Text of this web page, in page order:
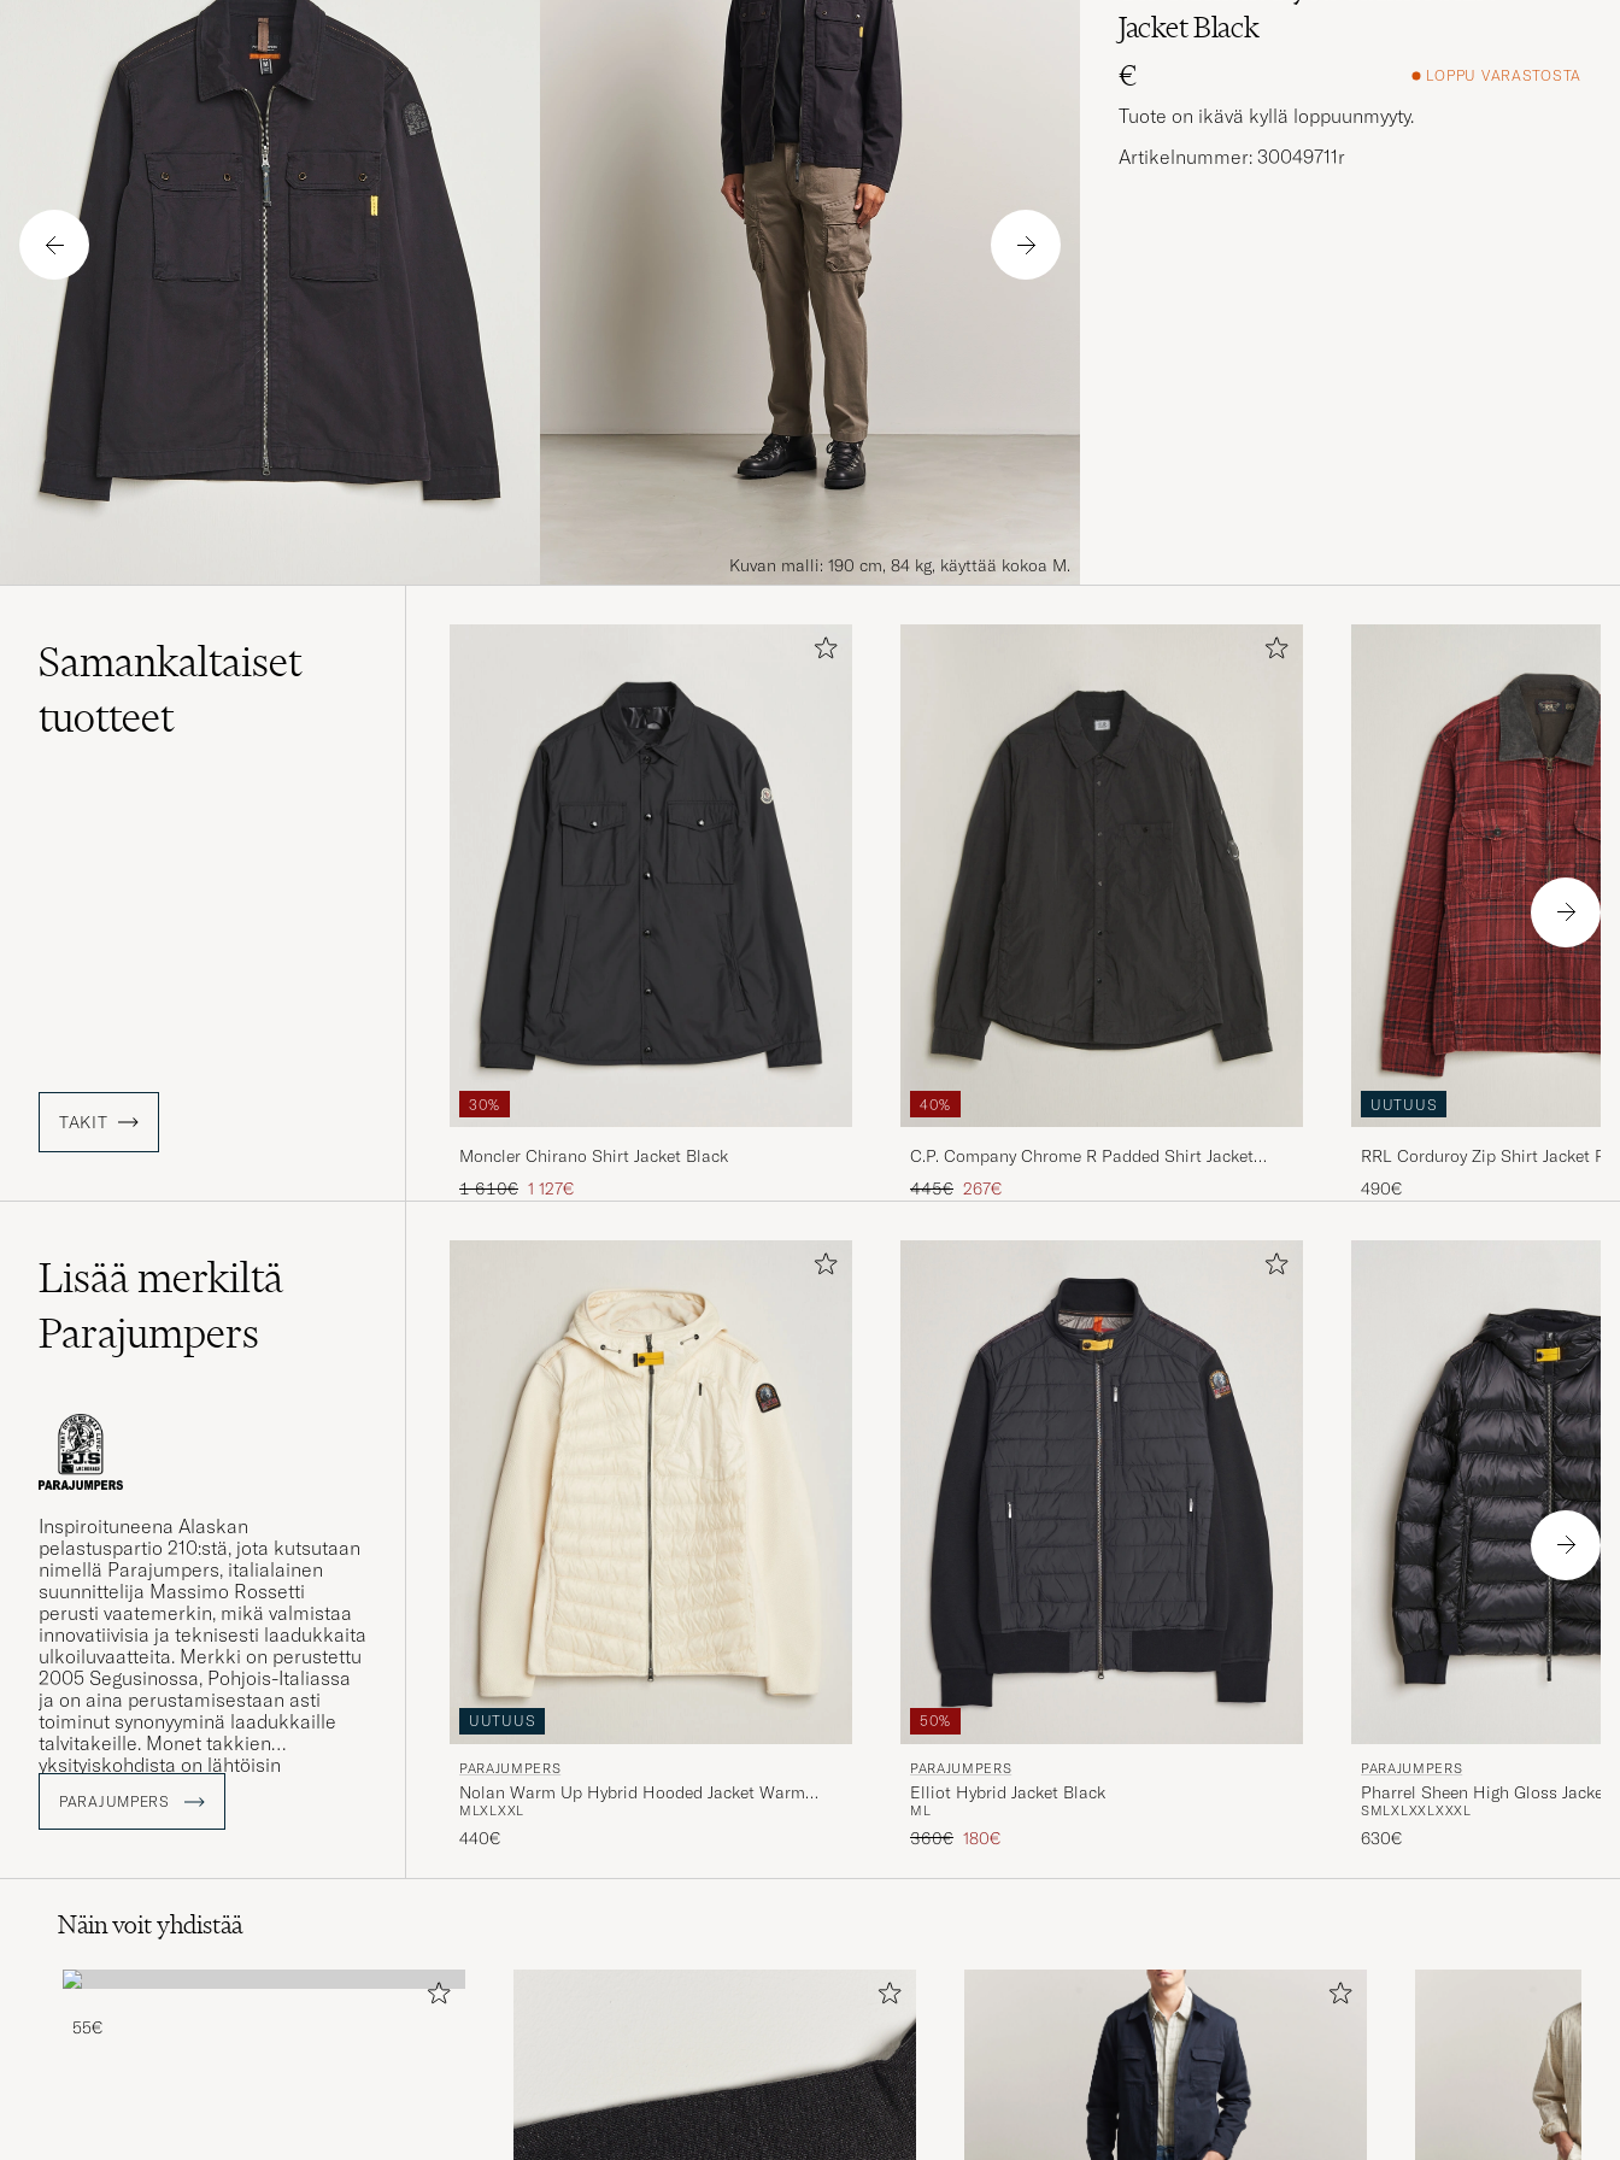
Kuvan malli: 190 cm, 84 kg, käyttää kokoa M.
Jacket Black
€
LOPPU VARASTOSTA
Tuote on ikävä kyllä loppuunmyyty.
Artikelnummer: 30049711r
Samankaltaiset
tuotteet
TAKIT
30%
Moncler Chirano Shirt Jacket Black
Tavallinen hinta
1 610€ Alennettu hinta
1 127€
40%
C.P. Company Chrome R Padded Shirt Jacket
Black
Tavallinen hinta
445€ Alennettu hinta
267€
UUTUUS
RRL Corduroy Zip Shirt Jacket
490€
Lisää merkiltä
Parajumpers
Inspiroituneena Alaskan
pelastuspartio 210:stä, jota kutsutaan
nimellä Parajumpers, italialainen
suunnittelija Massimo Rossetti
perusti vaatemerkin, mikä valmistaa
innovatiivisia ja teknisesti laadukkaita
ulkoiluvaatteita. Merkki on perustettu
2005 Segusinossa, Pohjois-Italiassa
ja on aina perustamisestaan asti
toiminut synonyyminä laadukkaille
talvitakeille. Monet takkien
yksityiskohdista on lähtöisin
pelastusasuista. Tästä esimerkkinä
keltainen napitus pääntiellä ja
useimmista malleista.
PARAJUMPERS
UUTUUS
PARAJUMPERS
Nolan Warm Up Hybrid Hooded Jacket Warm
Ivory
M LXL XXL
440€
50%
PARAJUMPERS
Elliot Hybrid Jacket Black
M L
Tavallinen hinta
360€ Alennettu hinta
180€
PARAJUMPERS
Pharrel Sheen High Gloss Jacket
SMLXL XXL XXXL
630€
Näin voit yhdistää
55€